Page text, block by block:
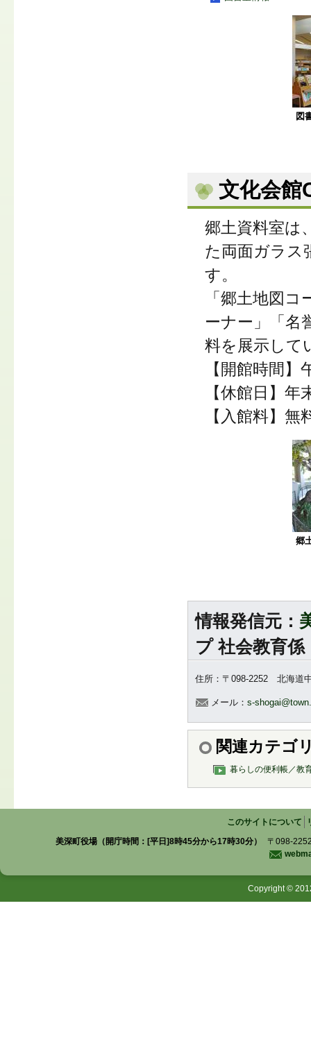
図
文化会館
郷土資料室は
た両面ガラス
す。
「郷土地図
ーナー」「名
料を展示して
【開館時間
【休館日】年
【入館料】無
郷
情報発信元：
プ 社会教育係
住所：〒098-2252 北海道
メール： s-
関連カテゴ
暮らしの便利帳／教
このサイトについて
美深町役場（開庁時間：[平日]8時45分から17時30分）
〒098-
Copyright ©